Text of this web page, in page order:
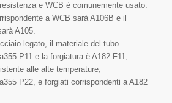
e WCB è comunemente usato.
a WCB sarà A106B e il
A105.
legato, il materiale del tubo
P11 e la forgiatura è A182 F11;
alle alte temperature,
P22, e forgiati corrispondenti a A182